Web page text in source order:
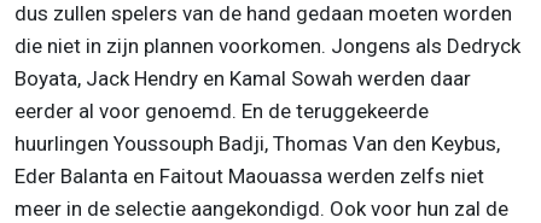
dus zullen spelers van de hand gedaan moeten worden
die niet in zijn plannen voorkomen. Jongens als Dedryck
Boyata, Jack Hendry en Kamal Sowah werden daar
eerder al voor genoemd. En de teruggekeerde
huurlingen Youssouph Badji, Thomas Van den Keybus,
Eder Balanta en Faitout Maouassa werden zelfs niet
meer in de selectie aangekondigd. Ook voor hun zal de